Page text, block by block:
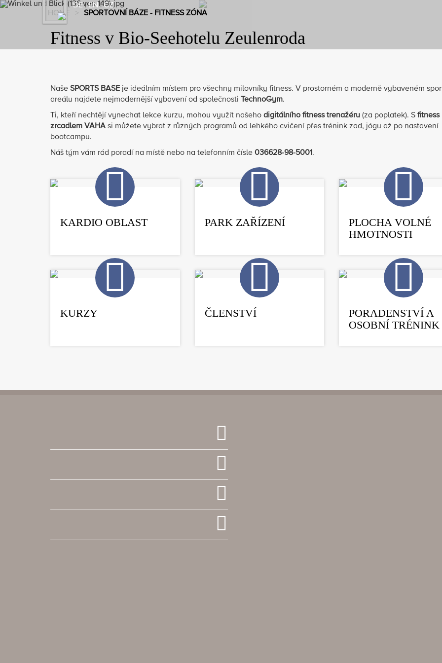
DE|EN|CZ
Previous
HOME > SPORTOVNÍ BÁZE - FITNESS ZÓNA
Fitness v Bio-Seehotelu Zeulenroda
Naše SPORTS BASE je ideálním místem pro všechny milovníky fitness. V prostorném a moderně vybaveném
areálu najdete nejmodernější vybavení od společnosti
TechnoGym.
Ti, kteří nechtějí vynechat lekce kurzu, mohou využít našeho digitálního fitness trenažéru (za poplatek). S fitness
zrcadlem VAHA si můžete vybrat z různých programů od lehkého cvičení přes trénink zad, jógu až po nastavení
bootcampu.
Náš tým vám rád poradí na místě nebo na telefonním čísle 036628-98-5001.
KARDIO OBLAST PARK ZAŘÍZENÍ
PLOCHA VOLNÉ
HMOTNOSTI
KURZY ČLENSTVÍ
PORADENSTVÍ A
OSOBNÍ TRÉNINK